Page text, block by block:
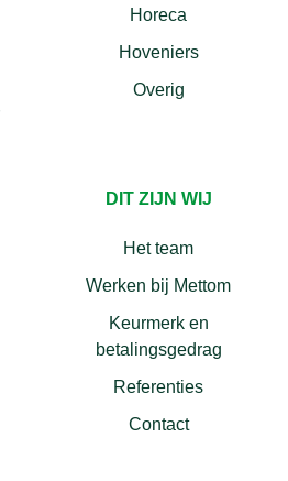
Horeca
Hoveniers
Overig
DIT ZIJN WIJ
Het team
Werken bij Mettom
Keurmerk en
betalingsgedrag
Referenties
Contact